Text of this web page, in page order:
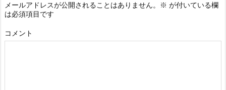
メールアドレスが公開されることはありません。 ※ が付いている欄
は必須項目です
コメント